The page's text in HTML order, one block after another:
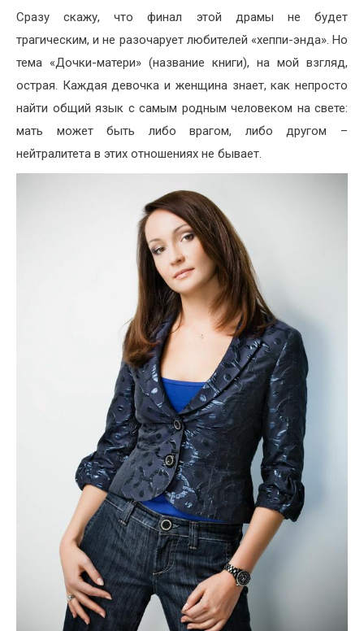
Сразу скажу, что финал этой драмы не будет
трагическим, и не разочарует любителей «хеппи-энда». Но
тема «Дочки-матери» (название книги), на мой взгляд,
острая. Каждая девочка и женщина знает, как непросто
найти общий язык с самым родным человеком на свете:
мать может быть либо врагом, либо другом –
нейтралитета в этих отношениях не бывает.